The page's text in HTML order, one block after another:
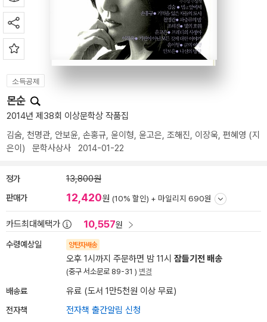
소득공제
몬순
2014년 제38회 이상문학상 작품집
김숨, 천명관, 안보윤, 손홍규, 윤이형, 윤고은, 조해진, 이장욱, 편혜영 (지
은이) 문학사상사 2014-01-22
정가 13,800원
판매가 12,420원 (10% 할인) + 마일리지 690원
카드최대혜택가 10,557원
수령예상일 양탄자배송
오후 1시까지 주문하면 밤 11시 잠들기전 배송
(중구 서소문로 89-31 ) 변경
배송료 유료 (도서 1만5천원 이상 무료)
전자책 전자책 출간알림 신청